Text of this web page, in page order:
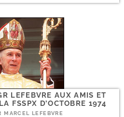
LEFEBVRE AUX AMIS ET
FSSPX D’OCTOBRE 1974
MARCEL LEFEBVRE